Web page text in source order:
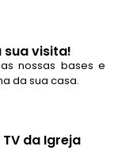
sua visita!
nossas bases e
da sua casa.
da Igreja